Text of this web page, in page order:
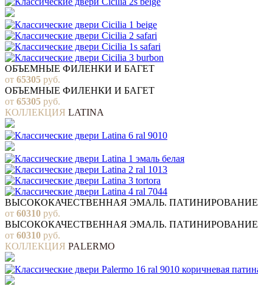
ОБЪЕМНЫЕ ФИЛЕНКИ И БАГЕТ
от 65305 руб.
ОБЪЕМНЫЕ ФИЛЕНКИ И БАГЕТ
от 65305 руб.
КОЛЛЕКЦИЯ LATINA
ВЫСОКОКАЧЕСТВЕННАЯ ЭМАЛЬ. ПАТИНИРОВАНИЕ
от 60310 руб.
ВЫСОКОКАЧЕСТВЕННАЯ ЭМАЛЬ. ПАТИНИРОВАНИЕ
от 60310 руб.
КОЛЛЕКЦИЯ PALERMO